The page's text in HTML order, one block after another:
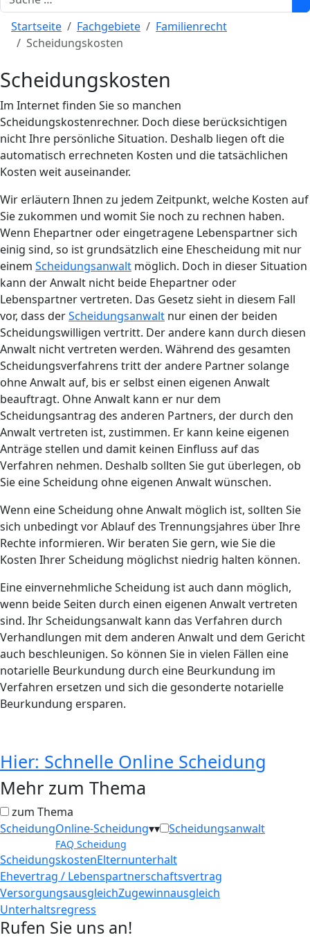
Startseite Fachgebiete
Familienrecht
Scheidungskosten
Scheidungskosten
Im Internet finden Sie so manchen
Scheidungskostenrechner. Doch diese berücksichtigen
nicht Ihre persönliche Situation. Deshalb liegen oft die
automatisch errechneten Kosten und die tatsächlichen
Kosten weit auseinander.
Wir erläutern Ihnen zu jedem Zeitpunkt, welche Kosten auf
Sie zukommen und womit Sie noch zu rechnen haben.
Wenn Ehepartner oder eingetragene Lebenspartner sich
einig sind, so ist grundsätzlich eine Ehescheidung mit nur
einem Scheidungsanwalt möglich. Doch in dieser Situation
kann der Anwalt nicht beide Ehepartner oder
Lebenspartner vertreten. Das Gesetz sieht in diesem Fall
vor, dass derScheidungsanwalt nur einen der beiden
Scheidungswilligen vertritt. Der andere kann durch diesen
Anwalt nicht vertreten werden. Während des gesamten
Scheidungsverfahrens tritt der andere Partner solange
ohne Anwalt auf, bis er selbst einen eigenen Anwalt
beauftragt. Ohne Anwalt kann er nur dem
Scheidungsantrag des anderen Partners, der durch den
Anwalt vertreten ist, zustimmen. Er kann keine eigenen
Anträge stellen und damit keinen Einfluss auf das
Verfahren nehmen. Deshalb sollten Sie gut überlegen, ob
Sie eine Scheidung ohne eigenen Anwalt wünschen.
Wenn eine Scheidung ohne Anwalt möglich ist, sollten Sie
sich unbedingt vor Ablauf des Trennungsjahres über Ihre
Rechte informieren. Wir beraten Sie gern, wie Sie die
Kosten Ihrer Scheidung möglichst niedrig halten können.
Eine einvernehmliche Scheidung ist auch dann möglich,
wenn beide Seiten durch einen eigenen Anwalt vertreten
sind. Ihr Scheidungsanwalt kann das Verfahren durch
Verhandlungen mit dem anderen Anwalt und dem Gericht
auch beschleunigen. So können Sie in vielen Fällen eine
notarielle Beurkundung durch eine Beurkundung im
Verfahren ersetzen und sich die gesonderte notarielle
Beurkundung ersparen.
Hier: Schnelle Online Scheidung
Mehr zum Thema
zum Thema
ScheidungOnline-Scheidung▾▾
FAQ Scheidung
Scheidungsanwalt
ScheidungskostenElternunterhalt
Ehevertrag / Lebenspartnerschaftsvertrag
VersorgungsausgleichZugewinnausgleich
Unterhaltsregress
Rufen Sie uns an!